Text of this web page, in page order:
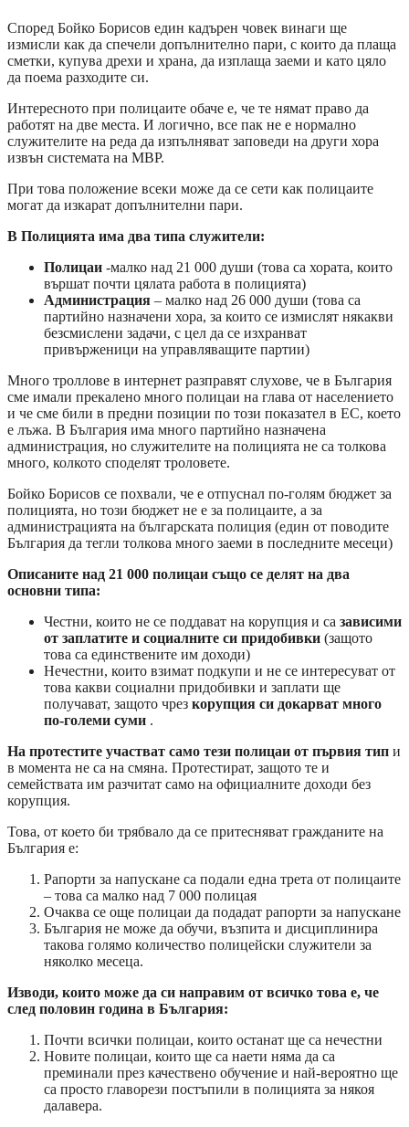
Според Бойко Борисов един кадърен човек винаги ще
измисли как да спечели допълнително пари, с които да плаща
сметки, купува дрехи и храна, да изплаща заеми и като цяло
да поема разходите си.
Интересното при полицаите обаче е, че те нямат право да
работят на две места. И логично, все пак не е нормално
служителите на реда да изпълняват заповеди на други хора
извън системата на МВР.
При това положение всеки може да се сети как полицаите
могат да изкарат допълнителни пари.
В Полицията има два типа служители:
Полицаи -малко над 21 000 души (това са хората, които
вършат почти цялата работа в полицията)
Администрация – малко над 26 000 души (това са
партийно назначени хора, за които се измислят някакви
безсмислени задачи, с цел да се изхранват
привърженици на управляващите партии)
Много троллове в интернет разправят слухове, че в България
сме имали прекалено много полицаи на глава от населението
и че сме били в предни позиции по този показател в ЕС, което
е лъжа. В България има много партийно назначена
администрация, но служителите на полицията не са толкова
много, колкото споделят троловете.
Бойко Борисов се похвали, че е отпуснал по-голям бюджет за
полицията, но този бюджет не е за полицаите, а за
администрацията на българската полиция (един от поводите
България да тегли толкова много заеми в последните месеци)
Описаните над 21 000 полицаи също се делят на два
основни типа:
Честни, които не се поддават на корупция и са зависими
от заплатите и социалните си придобивки (защото
това са единствените им доходи)
Нечестни, които взимат подкупи и не се интересуват от
това какви социални придобивки и заплати ще
получават, защото чрез корупция си докарват много
по-големи суми .
На протестите участват само тези полицаи от първия тип и
в момента не са на смяна. Протестират, защото те и
семействата им разчитат само на официалните доходи без
корупция.
Това, от което би трябвало да се притесняват гражданите на
България е:
Рапорти за напускане са подали една трета от полицаите
– това са малко над 7 000 полицая
Очаква се още полицаи да подадат рапорти за напускане
България не може да обучи, възпита и дисциплинира
такова голямо количество полицейски служители за
няколко месеца.
Изводи, които може да си направим от всичко това е, че
след половин година в България:
Почти всички полицаи, които останат ще са нечестни
Новите полицаи, които ще са наети няма да са
преминали през качествено обучение и най-вероятно ще
са просто главорези постъпили в полицията за някоя
далавера.